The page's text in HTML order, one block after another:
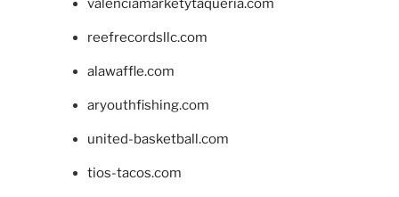
valenciamarketytaqueria.com
reefrecordsllc.com
alawaffle.com
aryouthfishing.com
united-basketball.com
tios-tacos.com